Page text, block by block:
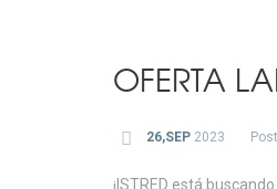
OFERTA
26,SEP2023
¡ISTRED está